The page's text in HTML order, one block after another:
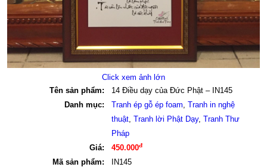
Click xem ảnh lớn
Tên sản phẩm:
14 Điều dạy của Đức Phật – IN145
Danh mục:
Tranh ép gỗ ép foam Tranh in nghệ
thuật Tranh lời Phật Dạy, Tranh Thư
Pháp
Giá:
450.000đ
Mã sản phẩm:
IN145